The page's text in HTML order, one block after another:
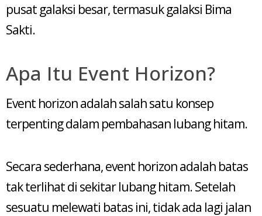
pusat galaksi besar, termasuk galaksi Bima
Sakti.
Apa Itu Event Horizon?
Event horizon adalah salah satu konsep
terpenting dalam pembahasan lubang hitam.
Secara sederhana, event horizon adalah batas
tak terlihat di sekitar lubang hitam. Setelah
sesuatu melewati batas ini, tidak ada lagi jalan